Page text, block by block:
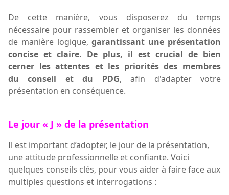
De cette manière, vous disposerez du temps
nécessaire pour rassembler et organiser les données
de manière logique,garantissant une présentation
concise et claire. De plus, il est crucial de bien
cerner les attentes et les priorités des membres
duconseil et du PDG, afin d'adapter votre
présentation en conséquence.
Le jour « J » de la présentation
Il est important d’adopter, le jour de la présentation,
une attitude professionnelle et confiante. Voici
quelques conseils clés, pour vous aider à faire face aux
multiples questions et interrogations :